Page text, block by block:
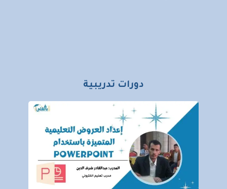
دورات تدريبية